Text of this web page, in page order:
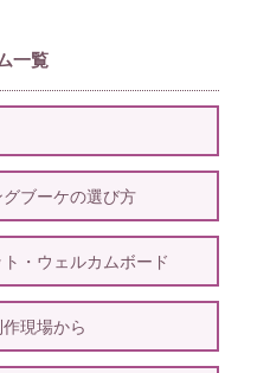
一覧
ブーケの選び方
・ウェルカムボード
現場から